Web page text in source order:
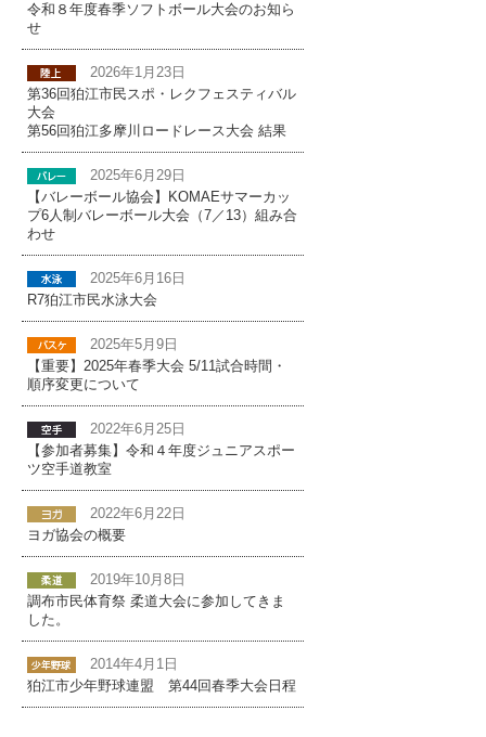
令和８年度春季ソフトボール大会のお知ら
せ
2026年1月23日
第36回狛江市民スポ・レクフェスティバル
大会
第56回狛江多摩川ロードレース大会 結果
2025年6月29日
【バレーボール協会】KOMAEサマーカッ
プ6人制バレーボール大会（7／13）組み合
わせ
2025年6月16日
R7狛江市民水泳大会
2025年5月9日
【重要】2025年春季大会 5/11試合時間・
順序変更について
2022年6月25日
【参加者募集】令和４年度ジュニアスポー
ツ空手道教室
2022年6月22日
ヨガ協会の概要
2019年10月8日
調布市民体育祭 柔道大会に参加してきま
した。
2014年4月1日
狛江市少年野球連盟 第44回春季大会日程